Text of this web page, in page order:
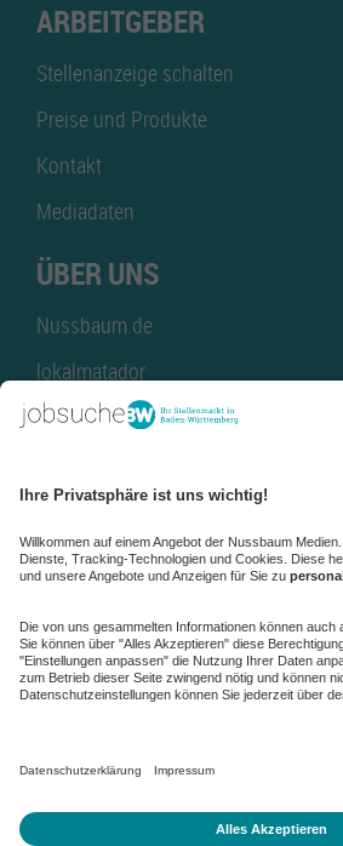
ARBEITGEBER
Stellenanzeige schalten
Preise und Produkte
Kontakt
Mediadaten
ÜBER UNS
Nussbaum.de
lokalmatador
kaufinBW
NussbaumID
Nussbaum Medien
de.jobble.org
Datenschutz